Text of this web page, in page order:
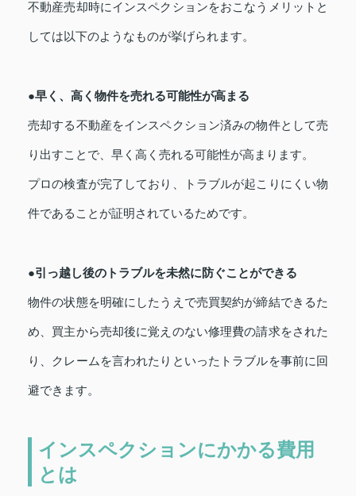
不動産売却時にインスペクションをおこなうメリットと
しては以下のようなものが挙げられます。
●早く、高く物件を売れる可能性が高まる
売却する不動産をインスペクション済みの物件として売
り出すことで、早く高く売れる可能性が高まります。
プロの検査が完了しており、トラブルが起こりにくい物
件であることが証明されているためです。
●引っ越し後のトラブルを未然に防ぐことができる
物件の状態を明確にしたうえで売買契約が締結できるた
め、買主から売却後に覚えのない修理費の請求をされた
り、クレームを言われたりといったトラブルを事前に回
避できます。
インスペクションにかかる費用
とは